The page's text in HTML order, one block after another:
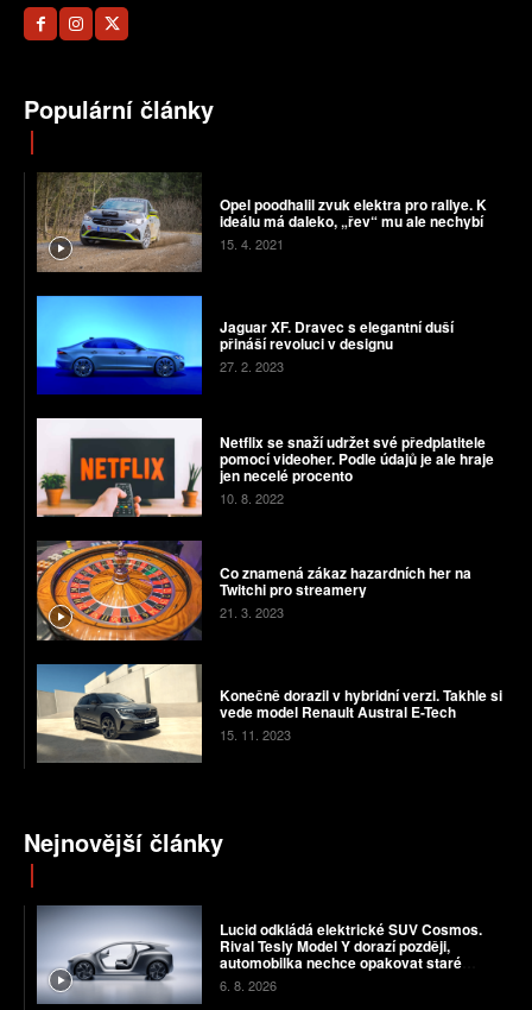
Populární články
Opel poodhalil zvuk elektra pro rallye. K
ideálu má daleko, „řev“ mu ale nechybí
15. 4. 2021
Jaguar XF. Dravec s elegantní duší
přináší revoluci v designu
27. 2. 2023
Netflix se snaží udržet své předplatitele
pomocí videoher. Podle údajů je ale hraje
jen necelé procento
10. 8. 2022
Co znamená zákaz hazardních her na
Twitchi pro streamery
21. 3. 2023
Konečně dorazil v hybridní verzi. Takhle si
vede model Renault Austral E-Tech
15. 11. 2023
Nejnovější články
Lucid odkládá elektrické SUV Cosmos.
Rival Tesly Model Y dorazí později,
automobilka nechce opakovat staré
chyby
6. 8. 2026